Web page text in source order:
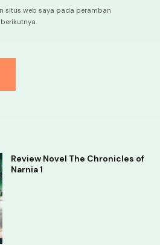
situs web saya pada peramban
Review Novel The Chronicles of
Narnia 1